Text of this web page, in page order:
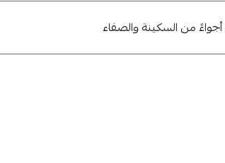
من السكينة والصفاء